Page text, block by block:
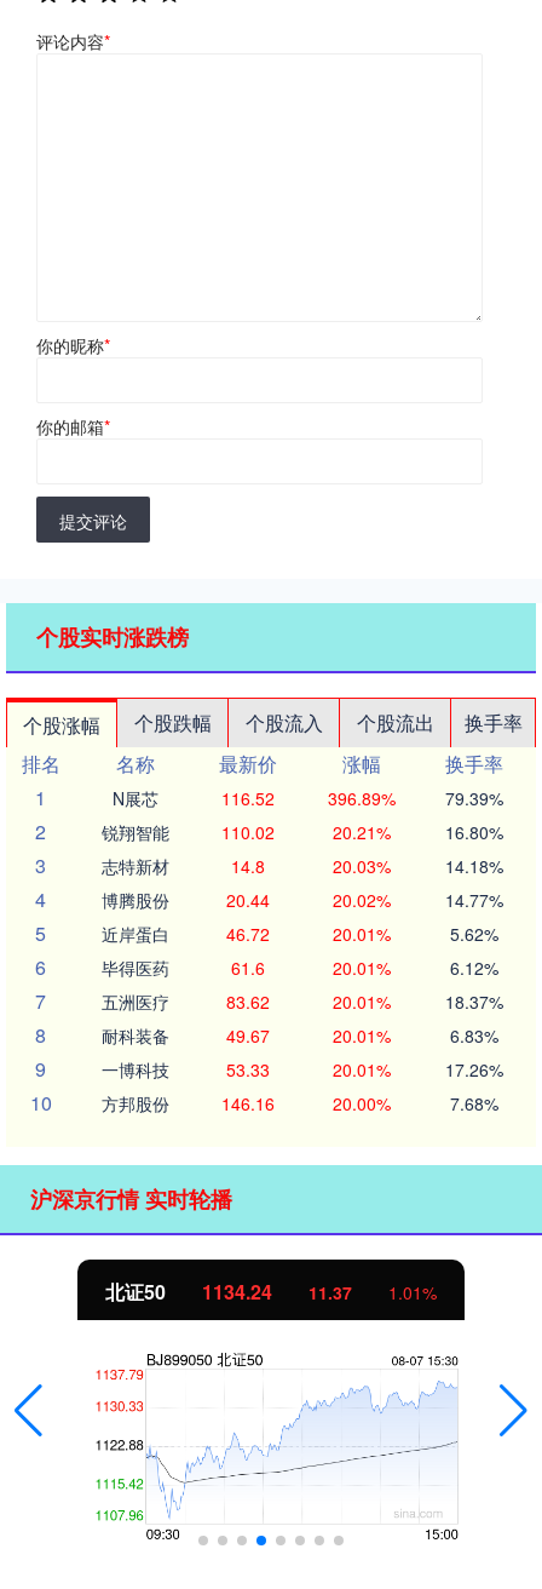
评论内容*
你的昵称*
你的邮箱*
提交评论
个股实时涨跌榜
个股涨幅 个股跌幅 个股流入 个股流出
换手率
排名
名称 最新价 涨幅
换手率
1
N展芯 116.52 396.89% 79.39%
2 锐翔智能 110.02 20.21% 16.80%
3 志特新材 14.8 20.03% 14.18%
4 博腾股份 20.44 20.02% 14.77%
5 近岸蛋白 46.72 20.01% 5.62%
6 毕得医药 61.6 20.01% 6.12%
7 五洲医疗 83.62 20.01% 18.37%
8 耐科装备 49.67 20.01% 6.83%
9 一博科技 53.33 20.01% 17.26%
10 方邦股份 146.16 20.00% 7.68%
沪深京行情 实时轮播
北证50 1134.24 11.37 1.01%